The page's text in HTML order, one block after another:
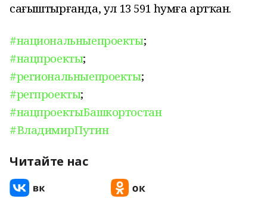
сағыштырғанда, ул 13 591 һумға артҡан.
#национальныепроекты;
#нацпроекты;
#региональныепроекты;
#регпроекты;
#нацпроектыБашкортостан
#ВладимирПутин
Читайте нас